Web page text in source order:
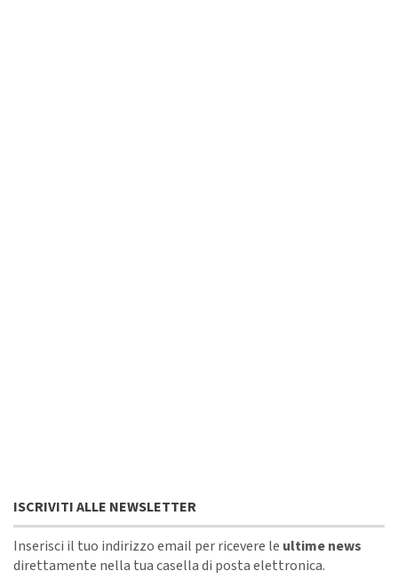
ISCRIVITI ALLE NEWSLETTER
Inserisci il tuo indirizzo email per ricevere le ultime news
direttamente nella tua casella di posta elettronica.